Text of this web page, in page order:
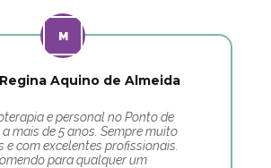
Aquino de Almeida
e personal no Ponto de
mais de 5 anos. Sempre muito
e com excelentes profissionais.
para qualquer um